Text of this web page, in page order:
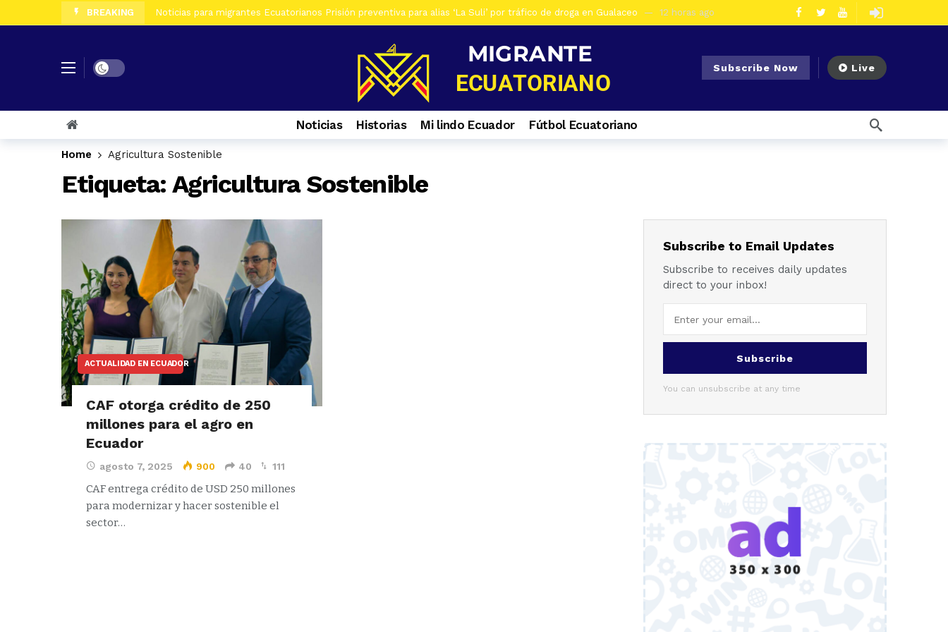
BREAKING Noticias para migrantes Ecuatorianos Prisión preventiva para alias ‘La Suli’ por tráfico de droga en Gualaceo 12 horas ago
Noticias para migrantes Ecuatorianos Al menos 7 heridos por accidente de tránsito en el ingreso a Zhiña, en la vía Cuenca – Loja 3 días ago
Noticias para migrantes Ecuatorianos Cinco farmacias clausuradas por comercializar productos irregulares en Azogues 3 días ago
Noticias para migrantes Ecuatorianos Casa era utilizada para almacenar armas en La Troncal. Hay una mujer detenida
Noticias para migrantes Ecuatorianos Selva Eterna, el santuario que cuida la vida silvestre del sureste del Ecuador
Dark mode Subscribe Now Live
Noticias Historias Mi lindo Ecuador Fútbol Ecuatoriano
Home Agricultura Sostenible
Etiqueta: Agricultura Sostenible
ACTUALIDAD EN ECUADOR
CAF otorga crédito de 250
millones para el agro en
Ecuador
agosto 7, 2025 900 40 111
CAF entrega crédito de USD 250 millones
para modernizar y hacer sostenible el
sector…
Subscribe to Email Updates
Subscribe to receives daily updates
direct to your inbox!
Subscribe
You can unsubscribe at any time